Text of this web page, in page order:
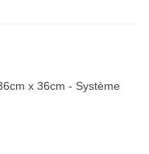
x 36cm - Système